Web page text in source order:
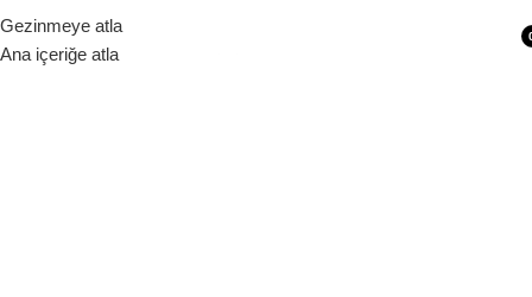
Gezinmeye atla
Ana içeriğe atla
Siparişleriniz 1 - 9 iş günü içerisinde kargoya verilecektir.